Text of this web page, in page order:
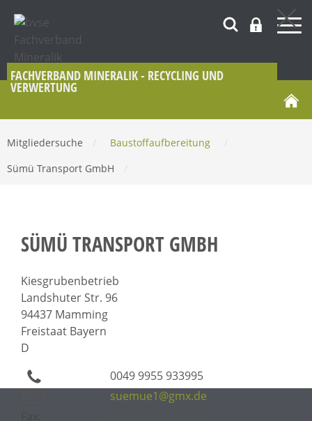
FACHVERBAND MINERALIK - RECYCLING UND
VERWERTUNG
Mitgliedersuche Baustoffaufbereitung
Sümü Transport GmbH
SÜMÜ TRANSPORT GMBH
Kiesgrubenbetrieb
Landshuter Str. 96
94437 Mamming
Freistaat Bayern
D
0049 9955 933995
suemue1@gmx.de